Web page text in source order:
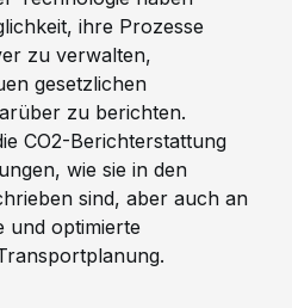
ihre Prozesse
zu verwalten,
gesetzlichen
zu berichten.
CO2-Berichterstattung
wie sie in den
sind, aber auch an
und optimierte